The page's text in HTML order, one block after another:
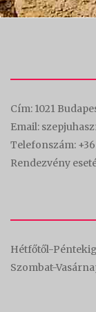
Cím: 1021
Email:
Telefonszám:
Rendezvény
Hétfőtől-
Szombat-